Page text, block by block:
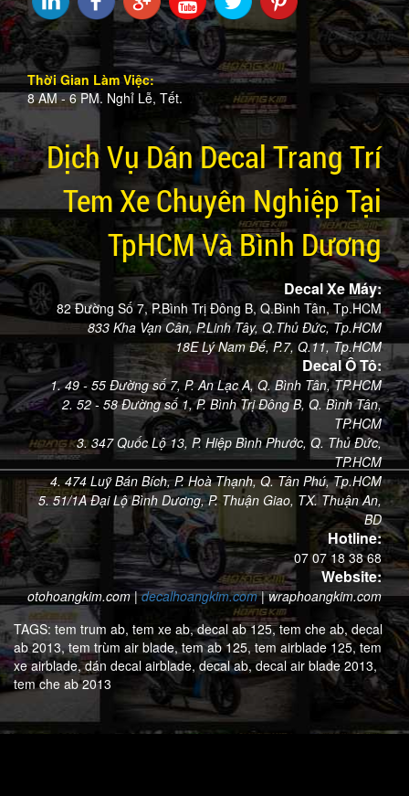
Thời Gian Làm Việc:
8 AM - 6 PM. Nghỉ Lễ, Tết.
Dịch Vụ Dán Decal Trang Trí
Tem Xe Chuyên Nghiệp Tại
TpHCM Và Bình Dương
Decal Xe Máy:
82 Đường Số 7, P.Bình Trị Đông B, Q.Bình Tân, Tp.HCM
833 Kha Vạn Cân, P.Linh Tây, Q.Thủ Đức, Tp.HCM
18E Lý Nam Đế, P.7, Q.11, Tp.HCM
Decal Ô Tô:
1. 49 - 55 Đường số 7, P. An Lạc A, Q. Bình Tân, TP.HCM
2. 52 - 58 Đường số 1, P. Bình Trị Đông B, Q. Bình Tân,
TP.HCM
3. 347 Quốc Lộ 13, P. Hiệp Bình Phước, Q. Thủ Đức,
TP.HCM
4. 474 Luỹ Bán Bích, P. Hoà Thạnh, Q. Tân Phú, Tp.HCM
5. 51/1A Đại Lộ Bình Dương, P. Thuận Giao, TX. Thuận An,
BD
Hotline:
07 07 18 38 68
Website:
otohoangkim.com|decalhoangkim.com|wraphoangkim.com
TAGS: tem trum ab, tem xe ab, decal ab 125, tem che ab, decal
ab 2013, tem trùm air blade, tem ab 125, tem airblade 125, tem
xe airblade, dán decal airblade, decal ab, decal air blade 2013,
tem che ab 2013